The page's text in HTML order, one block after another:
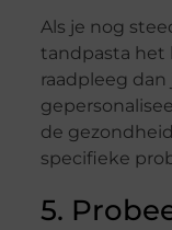
Als je nog
tandpasta het
raadpleeg
de
specifieke
5.